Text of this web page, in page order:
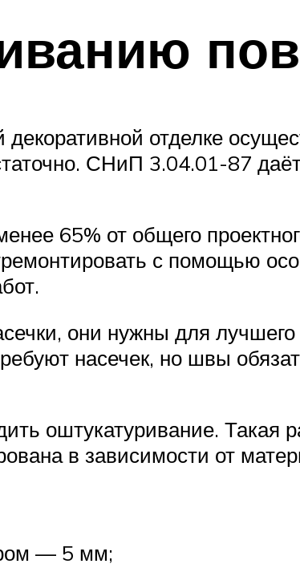
отделке
СНиП 3.04.01-87
65% от общего
с помощью
они нужны для
насечек, но швы
оштукатуривание. Такая
в зависимости от
— 5 мм;